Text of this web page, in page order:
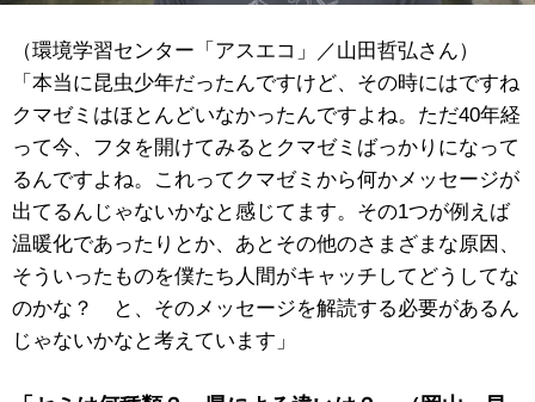
（環境学習センター「アスエコ」／山田哲弘さん）
「本当に昆虫少年だったんですけど、その時にはですね
クマゼミはほとんどいなかったんですよね。ただ40年経
って今、フタを開けてみるとクマゼミばっかりになって
るんですよね。これってクマゼミから何かメッセージが
出てるんじゃないかなと感じてます。その1つが例えば
温暖化であったりとか、あとその他のさまざまな原因、
そういったものを僕たち人間がキャッチしてどうしてな
のかな？ と、そのメッセージを解読する必要があるん
じゃないかなと考えています」